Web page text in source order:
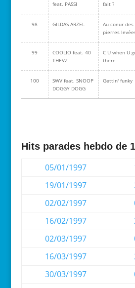
feat. PASSI
fait ?
98 GILDAS ARZEL
Au coeur des
pierres
99
COOLIO feat. 40
THEVZ
C U when U
there
100
SWV feat. SNOOP
DOGGY DOGG
Gettin' funky
Hits parades hebdo de
05/01/1997
19/01/1997
02/02/1997
16/02/1997
02/03/1997
16/03/1997
30/03/1997